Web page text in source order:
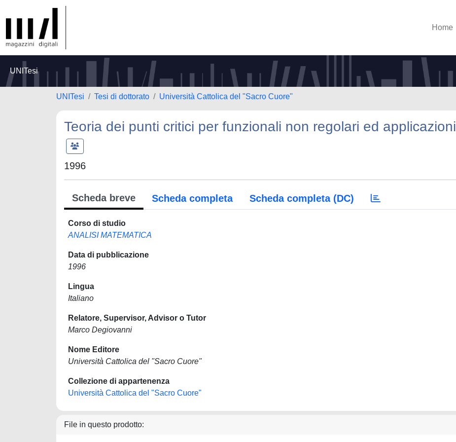
Home
UNITesi
UNITesi Tesi di dottorato Università Cattolica del "Sacro Cuore"
Teoria dei punti critici per funzionali non regolari ed applicazioni
1996
Scheda breve Scheda completa Scheda completa (DC)
Corso di studio
ANALISI MATEMATICA
Data di pubblicazione
1996
Lingua
Italiano
Relatore, Supervisor, Advisor o Tutor
Marco Degiovanni
Nome Editore
Università Cattolica del "Sacro Cuore"
Collezione di appartenenza
Università Cattolica del "Sacro Cuore"
File in questo prodotto: